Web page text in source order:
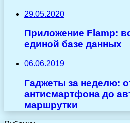
29.05.2020
Приложение Flamp:
единой базе данных
06.06.2019
Гаджеты за неделю:
антисмартфона до
маршрутки